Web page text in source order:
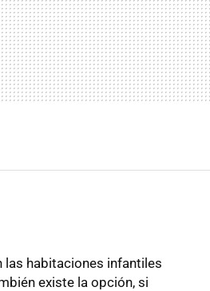
las habitaciones infantiles
existe la opción, si